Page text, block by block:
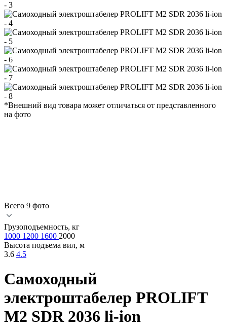
*Внешний вид товара может отличаться от представленного
на фото
Всего 9 фото
Грузоподъемность, кг
1000 1200 1600 2000
Высота подъема вил, м
3.6 4.5
Самоходный
электроштабелер PROLIFT
M2 SDR 2036 li-ion